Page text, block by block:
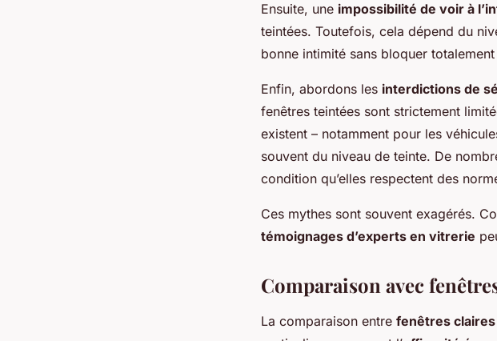
Ensuite, une impossibilité de voir à
teintées. Toutefois, cela dépend du
bonne intimité sans bloquer
Enfin, abordons les interdictions de
fenêtres teintées sont strictement
existent – notamment pour les
souvent du niveau de teinte. De
condition qu’elles respectent des
Ces mythes sont souvent exagérés.
témoignages d’experts en vitrerie
Comparaison avec
La comparaison entre fenêtres